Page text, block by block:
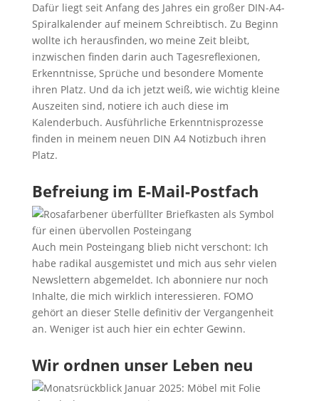
Dafür liegt seit Anfang des Jahres ein großer DIN-A4-
Spiralkalender auf meinem Schreibtisch. Zu Beginn
wollte ich herausfinden, wo meine Zeit bleibt,
inzwischen finden darin auch Tagesreflexionen,
Erkenntnisse, Sprüche und besondere Momente
ihren Platz. Und da ich jetzt weiß, wie wichtig kleine
Auszeiten sind, notiere ich auch diese im
Kalenderbuch. Ausführliche Erkenntnisprozesse
finden in meinem neuen DIN A4 Notizbuch ihren
Platz.
Befreiung im E-Mail-Postfach
Auch mein Posteingang blieb nicht verschont: Ich
habe radikal ausgemistet und mich aus sehr vielen
Newslettern abgemeldet. Ich abonniere nur noch
Inhalte, die mich wirklich interessieren. FOMO
gehört an dieser Stelle definitiv der Vergangenheit
an. Weniger ist auch hier ein echter Gewinn.
Wir ordnen unser Leben neu